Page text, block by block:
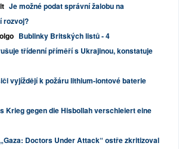
Je možné podat správní žalobu na
rozvoj?
Bublinky Britských listů - 4
třídenní příměří s Ukrajinou, konstatuje
vyjíždějí k požáru lithium-iontové baterie
Krieg gegen die Hisbollah verschleiert eine
Doctors Under Attack“ ostře zkritizoval